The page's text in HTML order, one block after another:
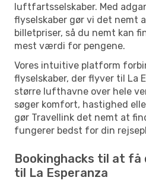
luftfartsselskaber. Med
flyselskaber gør vi det nemt
billetpriser, så du nemt kan
mest værdi for pengene.
Vores intuitive platform
flyselskaber, der flyver til La
større lufthavne over hele
søger komfort, hastighed
gør Travellink det nemt at
fungerer bedst for din
Bookinghacks til at få
til La Esperanza